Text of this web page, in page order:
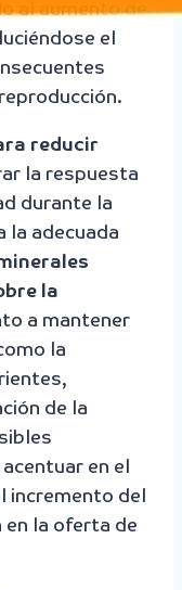
al aumento de
el
reducir
la respuesta
durante la
la adecuada
la
a mantener
la
de la
en el
incremento del
en la oferta de